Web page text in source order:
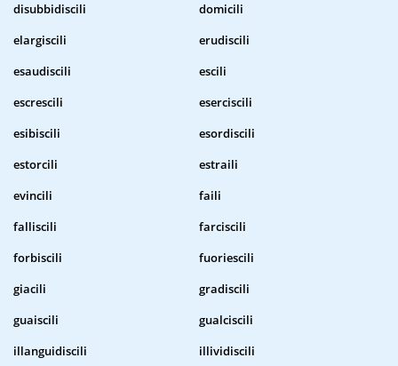
disubbidiscili
domicili
elargiscili
erudiscili
esaudiscili
escili
escrescili
eserciscili
esibiscili
esordiscili
estorcili
estraili
evincili
faili
falliscili
farciscili
forbiscili
fuoriescili
giacili
gradiscili
guaiscili
gualciscili
illanguidiscili
illividiscili